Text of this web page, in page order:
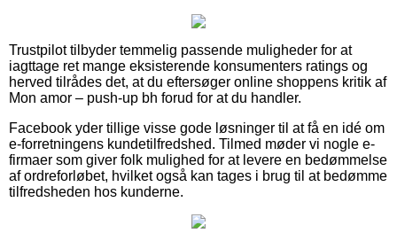
Trustpilot tilbyder temmelig passende muligheder for at
iagttage ret mange eksisterende konsumenters ratings og
herved tilrådes det, at du eftersøger online shoppens kritik af
Mon amor – push-up bh forud for at du handler.
Facebook yder tillige visse gode løsninger til at få en idé om
e-forretningens kundetilfredshed. Tilmed møder vi nogle e-
firmaer som giver folk mulighed for at levere en bedømmelse
af ordreforløbet, hvilket også kan tages i brug til at bedømme
tilfredsheden hos kunderne.